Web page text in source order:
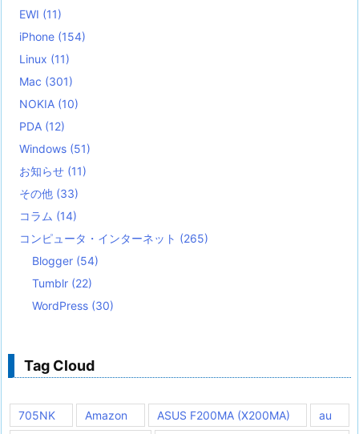
EWI (11)
iPhone (154)
Linux (11)
Mac (301)
NOKIA (10)
PDA (12)
Windows (51)
お知らせ (11)
その他 (33)
コラム (14)
コンピュータ・インターネット (265)
Blogger (54)
Tumblr (22)
WordPress (30)
Tag Cloud
705NK Amazon ASUS F200MA (X200MA)
au